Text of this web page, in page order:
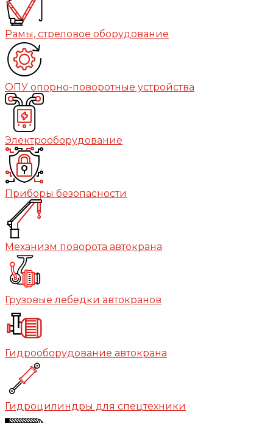
Рамы, стреловое оборудование
ОПУ опорно-поворотные устройства
Электрооборудование
Приборы безопасности
Механизм поворота автокрана
Грузовые лебедки автокранов
Гидрооборудование автокрана
Гидроцилиндры для спецтехники